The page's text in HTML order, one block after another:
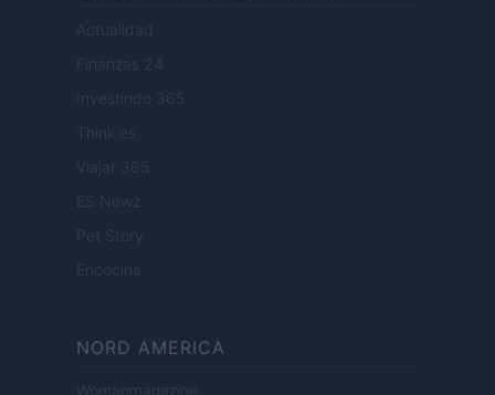
Actualidad
Finanzas 24
Investindo 365
Think.es
Viajar 365
ES Newz
Pet Story
Encocina
NORD AMERICA
Womanmagazine